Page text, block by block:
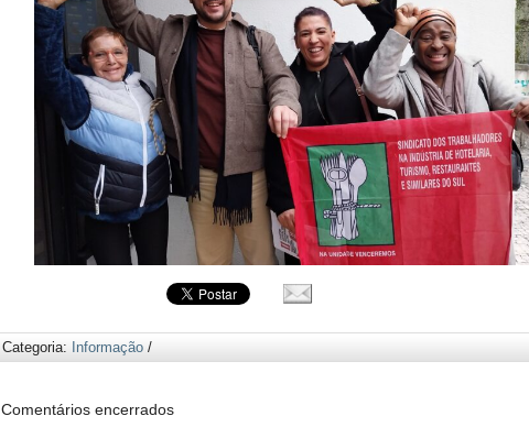
Categoria: Informação /
Comentários encerrados